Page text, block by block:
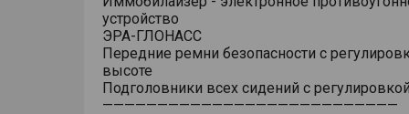
устройство
ЭРА-ГЛОНАСС
Передние ремни безопасности с
высоте
Подголовники всех сидений с
———————————————————————————